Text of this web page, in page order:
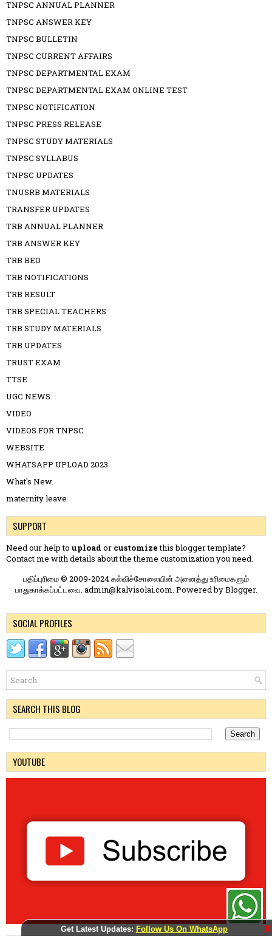
Get Latest Updates: Follow Us On WhatsApp X
TNPSC ANNUAL PLANNER
TNPSC ANSWER KEY
TNPSC BULLETIN
TNPSC CURRENT AFFAIRS
TNPSC DEPARTMENTAL EXAM
TNPSC DEPARTMENTAL EXAM ONLINE TEST
TNPSC NOTIFICATION
TNPSC PRESS RELEASE
TNPSC STUDY MATERIALS
TNPSC SYLLABUS
TNPSC UPDATES
TNUSRB MATERIALS
TRANSFER UPDATES
TRB ANNUAL PLANNER
TRB ANSWER KEY
TRB BEO
TRB NOTIFICATIONS
TRB RESULT
TRB SPECIAL TEACHERS
TRB STUDY MATERIALS
TRB UPDATES
TRUST EXAM
TTSE
UGC NEWS
VIDEO
VIDEOS FOR TNPSC
WEBSITE
WHATSAPP UPLOAD 2023
What's New.
maternity leave
SUPPORT
Need our help to upload or customizethis blogger template?
Contact me with details about the theme customization you need.
பதிப்புரிமை © 2009-2024 கல்விச்சோலையின் அனைத்து உரிமைகளும்
பாதுகாக்கப்பட்டவை. admin@kalvisolai.com. Powered byBlogger.
SOCIAL PROFILES
SEARCH THIS BLOG
YOUTUBE